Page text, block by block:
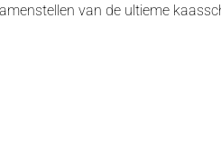
van de ultieme